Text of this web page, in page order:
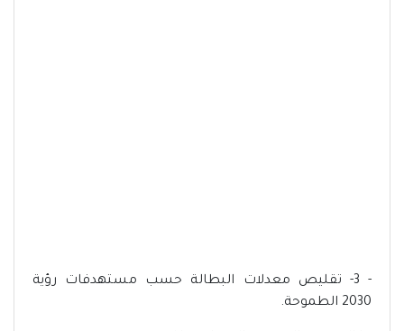
- 3- تقليص معدلات البطالة حسب مستهدفات رؤية
2030 الطموحة.